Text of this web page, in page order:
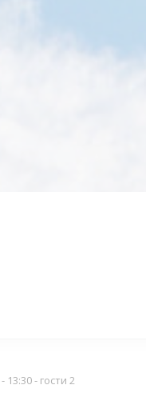
- 13:30 - гости 2